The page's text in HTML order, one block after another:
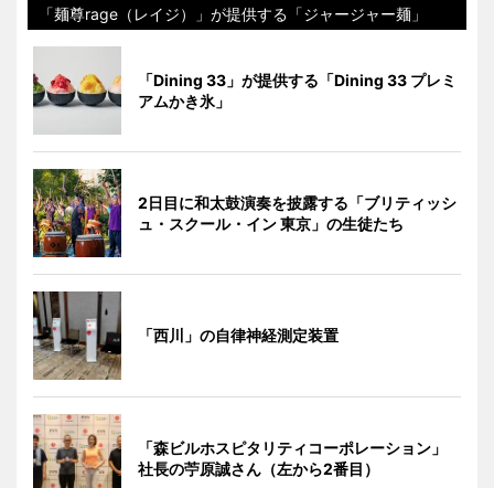
「麺尊rage（レイジ）」が提供する「ジャージャー麺」
「Dining 33」が提供する「Dining 33 プレミ
アムかき氷」
2日目に和太鼓演奏を披露する「ブリティッシ
ュ・スクール・イン 東京」の生徒たち
「西川」の自律神経測定装置
「森ビルホスピタリティコーポレーション」
社長の苧原誠さん（左から2番目）